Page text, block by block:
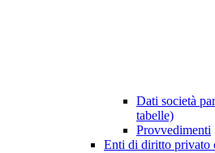
Dati società
tabelle)
Provvedimenti
Enti di diritto privato